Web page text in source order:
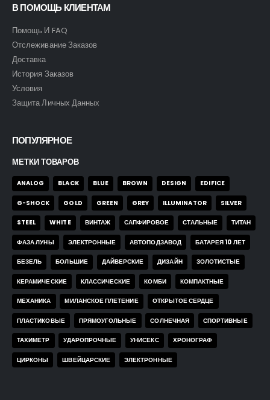
В ПОМОЩЬ КЛИЕНТАМ
Помощь И FAQ
Отслеживание Заказов
Доставка
История Заказов
Условия
Защита Личных Данных
ПОПУЛЯРНОЕ
МЕТКИ ТОВАРОВ
ANALOG BLACK BLUE BROWN DESIGN EDIFICE
G-SHOCK GOLD GREEN GREY ILLUMINATOR SILVER
STEEL WHITE ВИНТАЖ САПФИРОВОЕ СТАЛЬНЫЕ ТИТАН
ФАЗА ЛУНЫ ЭЛЕКТРОННЫЕ АВТОПОДЗАВОД БАТАРЕЯ 10 ЛЕТ
БЕЗЕЛЬ БОЛЬШИЕ ДАЙВЕРСКИЕ ДИЗАЙН ЗОЛОТИСТЫЕ
КЕРАМИЧЕСКИЕ КЛАССИЧЕСКИЕ КОМБИ КОМПАКТНЫЕ
МЕХАНИКА МИЛАНСКОЕ ПЛЕТЕНИЕ ОТКРЫТОЕ СЕРДЦЕ
ПЛАСТИКОВЫЕ ПРЯМОУГОЛЬНЫЕ СОЛНЕЧНАЯ СПОРТИВНЫЕ
ТАХИМЕТР УДАРОПРОЧНЫЕ УНИСЕКС ХРОНОГРАФ
ЦИРКОНЫ ШВЕЙЦАРСКИЕ ЭЛЕКТРОННЫЕ